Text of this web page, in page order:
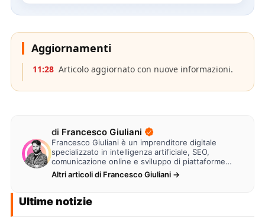
Aggiornamenti
11:28 Articolo aggiornato con nuove informazioni.
di Francesco Giuliani
Francesco Giuliani è un imprenditore digitale
specializzato in intelligenza artificiale, SEO,
comunicazione online e sviluppo di piattaforme
web. Lavora alla creazione di…
Altri articoli di Francesco Giuliani →
Ultime notizie